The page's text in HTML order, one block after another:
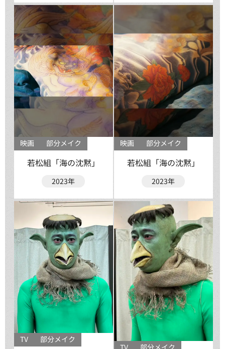
映画 部分メイク
若松組「海の沈黙」
2023年
映画 部分メイク
若松組「海の沈黙」
2023年
TV 部分メイク
TV 部分メイク